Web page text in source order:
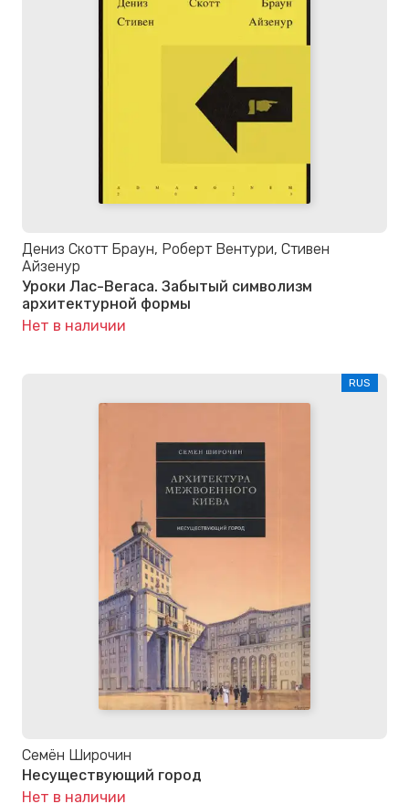
Дениз Скотт Браун, Роберт Вентури, Стивен
Айзенур
Уроки Лас-Вегаса. Забытый символизм
архитектурной формы
Нет в наличии
RUS
Семён Широчин
Несуществующий город
Нет в наличии